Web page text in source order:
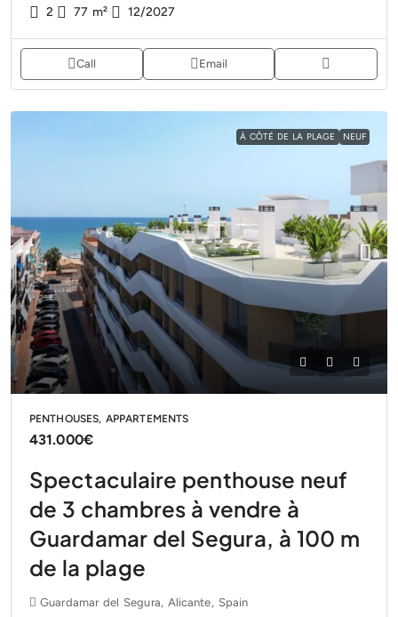
2 77 m² 12/2027
Call Email
À CÔTÉ DE LA PLAGE NEUF
PENTHOUSES, APPARTEMENTS
431.000€
Spectaculaire penthouse neuf
de 3 chambres à vendre à
Guardamar del Segura, à 100 m
de la plage
Guardamar del Segura, Alicante, Spain